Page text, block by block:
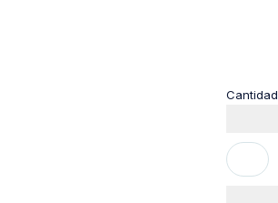
Cantidad